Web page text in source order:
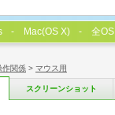
作関係 > マウス用
スクリーンショット
Mac(OS X) 全OS